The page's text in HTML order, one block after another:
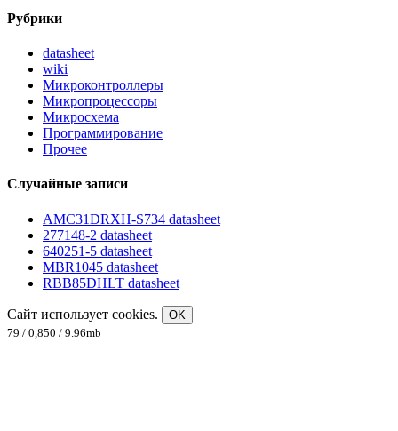
Рубрики
datasheet
wiki
Микроконтроллеры
Микропроцессоры
Микросхема
Программирование
Прочее
Случайные записи
AMC31DRXH-S734 datasheet
277148-2 datasheet
640251-5 datasheet
MBR1045 datasheet
RBB85DHLT datasheet
Сайт использует cookies.
OK
79 / 0,850 / 9.96mb